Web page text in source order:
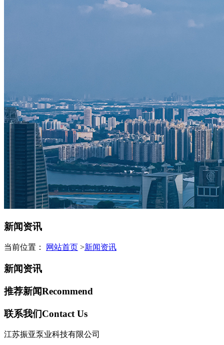
新闻资讯
当前位置： 网站首页 >新闻资讯
新闻资讯
推荐新闻Recommend
联系我们Contact Us
江苏振亚泵业科技有限公司